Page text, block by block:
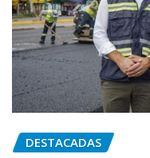
DESTACADAS